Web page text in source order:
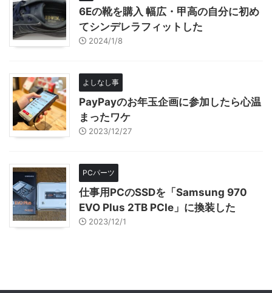
6Eの靴を購入 幅広・甲高の自分に初め
てシンデレラフィットした
2024/1/8
よしなし事
PayPayのお年玉企画に参加したら心温
まったワケ
2023/12/27
PCパーツ
仕事用PCのSSDを「Samsung 970
EVO Plus 2TB PCIe」に換装した
2023/12/1